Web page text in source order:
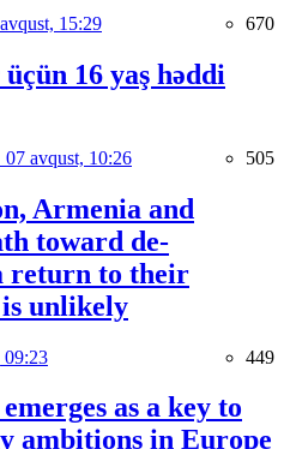
15:29 670
16 yaş həddi
07 avqust, 10:26 505
Armenia and
toward de-
return to their
unlikely
09:23 449
as a key to
ambitions in Europe